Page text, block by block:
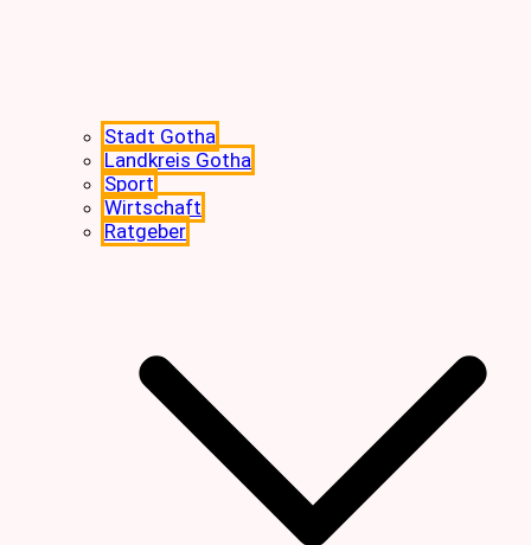
Stadt Gotha
Landkreis Gotha
Sport
Wirtschaft
Ratgeber